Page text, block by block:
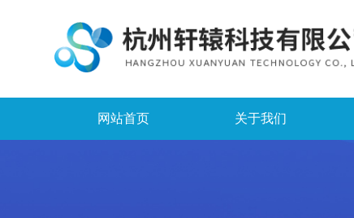
网站首页 关于我们